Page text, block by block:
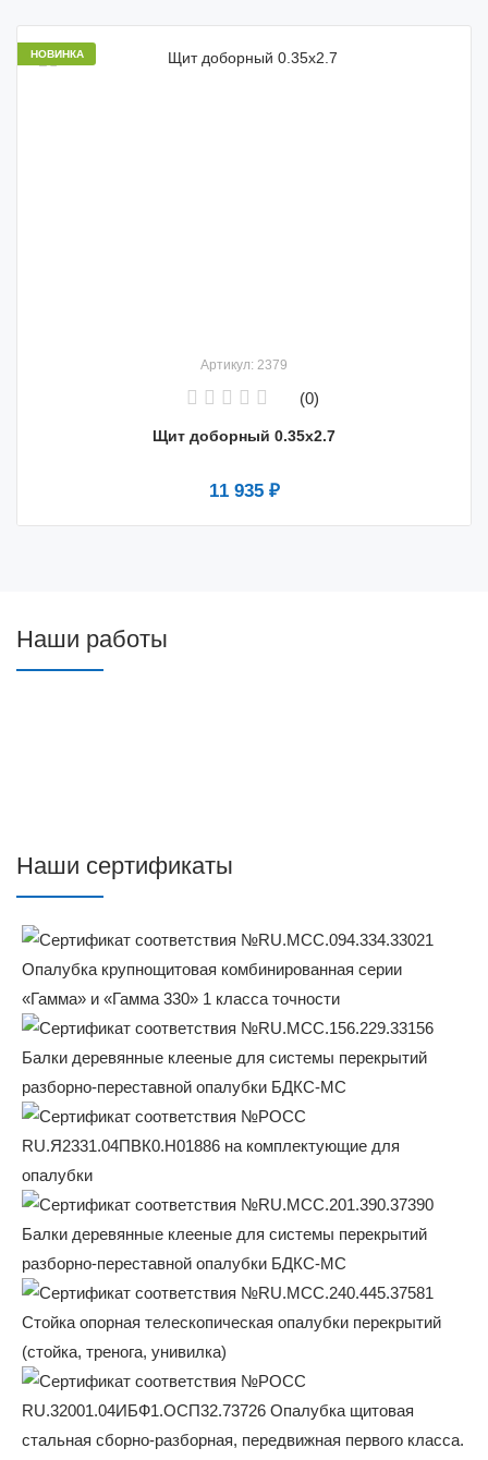
НОВИНКА
Артикул: 2379
(0)
Щит доборный 0.35x2.7
11 935 ₽
Наши работы
Наши сертификаты